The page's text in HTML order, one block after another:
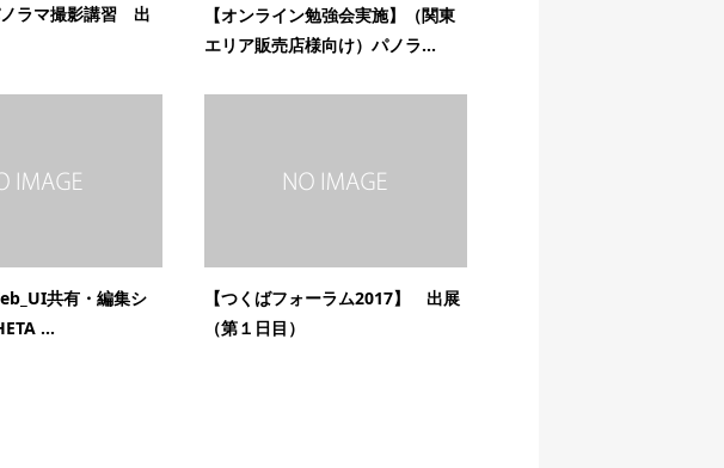
ラマ撮影講習 出
【オンライン勉強会実施】（関東
エリア販売店様向け）パノラ...
共有・編集シ
...
【つくばフォーラム2017】 出展
（第１日目）